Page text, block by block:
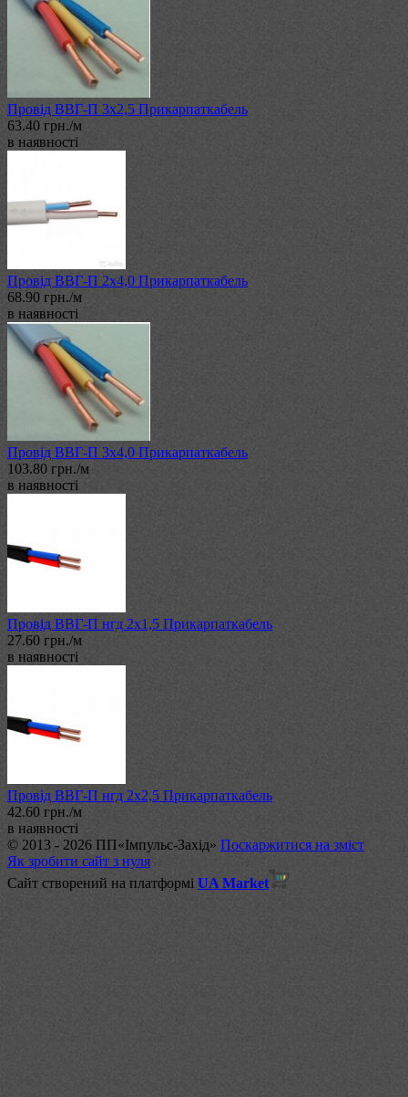
Провід ВВГ-П 3х2,5 Прикарпаткабель
63.40 грн./м
в наявності
Провід ВВГ-П 2х4,0 Прикарпаткабель
68.90 грн./м
в наявності
Провід ВВГ-П 3х4,0 Прикарпаткабель
103.80 грн./м
в наявності
Провід ВВГ-П нгд 2х1,5 Прикарпаткабель
27.60 грн./м
в наявності
Провід ВВГ-П нгд 2х2,5 Прикарпаткабель
42.60 грн./м
в наявності
© 2013 - 2026 ПП«Імпульс-Захід» Поскаржитися на зміст
Як зробити сайт з нуля
Сайт створений на платформі UA Market